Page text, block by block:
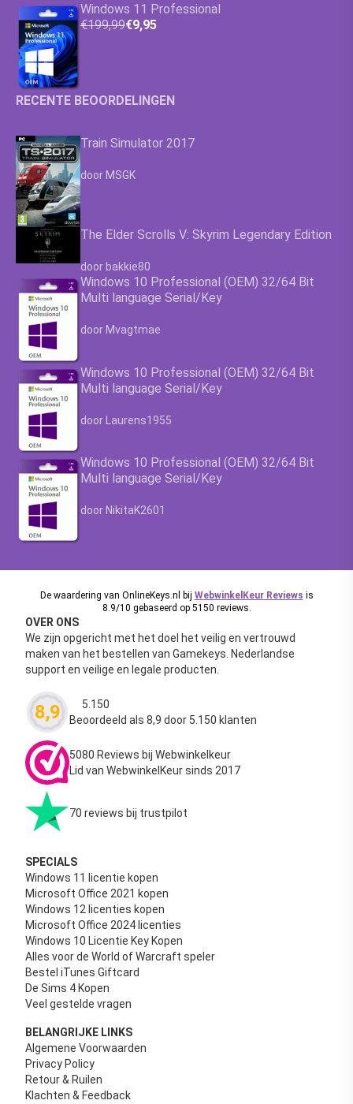
Windows 11 Professional
€199,99€9,95
RECENTE BEOORDELINGEN
Train Simulator 2017
Waardering
door MSGK
The Elder Scrolls V: Skyrim Legendary Edition
Waardering4.63
door bakkie80
Windows 10 Professional (OEM) 32/64 Bit
Multi language Serial/Key
Waardering4.63
door Mvagtmae
Windows 10 Professional (OEM) 32/64 Bit
Multi language Serial/Key
Waardering4.63uit 5
door Laurens1955
Windows 10 Professional (OEM) 32/64 Bit
Multi language Serial/Key
Waardering4.63
door NikitaK2601
De waardering van OnlineKeys.nl bij WebwinkelKeur Reviews is
8.9/10 gebaseerd op 5150 reviews.
OVER ONS
We zijn opgericht met het doel het veilig en vertrouwd
maken van het bestellen van Gamekeys. Nederlandse
support en veilige en legale producten.
8,9 Waardering
5.150
Beoordeeld als 8,9 door 5.150 klanten
5080 Reviews bij Webwinkelkeur
Lid van WebwinkelKeur sinds 2017
70 reviews bij trustpilot
SPECIALS
Windows 11 licentie kopen
Microsoft Office 2021 kopen
Windows 12 licenties kopen
Microsoft Office 2024 licenties
Windows 10 Licentie Key Kopen
Alles voor de World of Warcraft speler
Bestel iTunes Giftcard
De Sims 4 Kopen
Veel gestelde vragen
BELANGRIJKE LINKS
Algemene Voorwaarden
Privacy Policy
Retour & Ruilen
Klachten & Feedback